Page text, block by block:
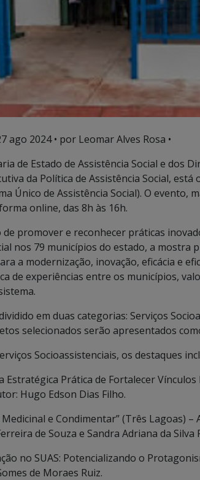
ago 2024• por Leomar Alves Rosa •
de Estado de Assistência Social e dos
da Política de Assistência Social,
Único de Assistência Social). O evento,
online, das 8h às 16h.
promover e reconhecer práticas
nos 79 municípios do estado, a mostra
a modernização, inovação, eficácia e
de experiências entre os municípios,
em duas categorias: Serviços
selecionados serão apresentados
Socioassistenciais, os destaques
Estratégica Prática de Fortalecer
Hugo Edson Dias Filho.
e Condimentar” (Três Lagoas)
de Souza e Sandra Adriana da Silva
no SUAS: Potencializando o
de Moraes Ruiz.